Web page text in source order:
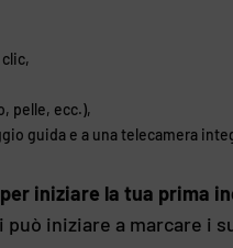
pelle, ecc.),
guida e a una telecamera
iniziare la tua prima
iniziare a marcare i